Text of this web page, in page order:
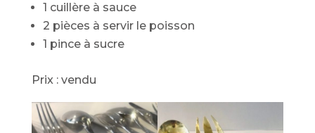
1 cuillère à sauce
2 pièces à servir le poisson
1 pince à sucre
Prix : vendu